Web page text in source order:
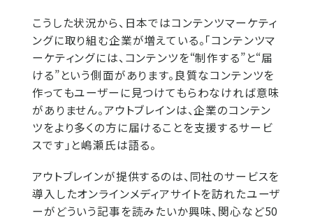
こうした状況から、日本ではコンテンツマーケティ
ングに取り組む企業が増えている。「コンテンツマ
ーケティングには、コンテンツを“制作する”と“届
ける”という側面があります。良質なコンテンツを
作ってもユーザーに見つけてもらわなければ意味
がありません。アウトブレインは、企業のコンテン
ツをより多くの方に届けることを支援するサービ
スです」と嶋瀬氏は語る。
アウトブレインが提供するのは、同社のサービスを
導入したオンラインメディアサイトを訪れたユーザ
ーがどういう記事を読みたいか興味、関心など50